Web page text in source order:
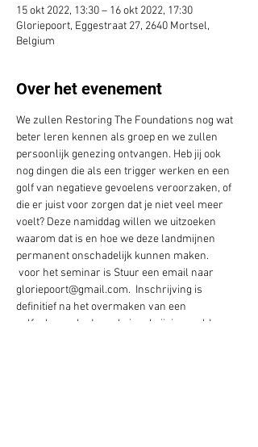
15 okt 2022, 13:30 – 16 okt 2022, 17:30
Gloriepoort, Eggestraat 27, 2640 Mortsel,
Belgium
Over het evenement
We zullen Restoring The Foundations nog wat
beter leren kennen als groep en we zullen
persoonlijk genezing ontvangen. Heb jij ook
nog dingen die als een trigger werken en een
golf van negatieve gevoelens veroorzaken, of
die er juist voor zorgen dat je niet veel meer
voelt? Deze namiddag willen we uitzoeken
waarom dat is en hoe we deze landmijnen
voor het seminar is Stuur een email naar
gloriepoort@gmail.com.  Inschrijving is
definitief na het overmaken van een
zelfgekozen bedrag als inschrijvingsgeld op